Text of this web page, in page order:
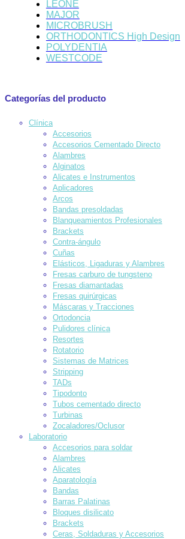
LEONE
MAJOR
MICROBRUSH
ORTHODONTICS High Design
POLYDENTIA
WESTCODE
Categorías del producto
Clínica
Accesorios
Accesorios Cementado Directo
Alambres
Alginatos
Alicates e Instrumentos
Aplicadores
Arcos
Bandas presoldadas
Blanqueamientos Profesionales
Brackets
Contra-ángulo
Cuñas
Elásticos, Ligaduras y Alambres
Fresas carburo de tungsteno
Fresas diamantadas
Fresas quirúrgicas
Máscaras y Tracciones
Ortodoncia
Pulidores clínica
Resortes
Rotatorio
Sistemas de Matrices
Stripping
TADs
Tipodonto
Tubos cementado directo
Turbinas
Zocaladores/Oclusor
Laboratorio
Accesorios para soldar
Alambres
Alicates
Aparatología
Bandas
Barras Palatinas
Bloques disilicato
Brackets
Ceras, Soldaduras y Accesorios